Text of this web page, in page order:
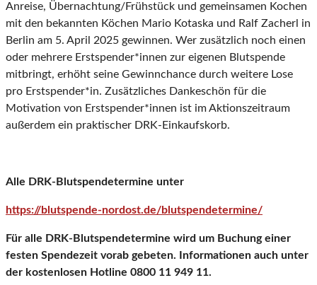
Anreise, Übernachtung/Frühstück und gemeinsamen Kochen
mit den bekannten Köchen Mario Kotaska und Ralf Zacherl in
Berlin am 5. April 2025 gewinnen. Wer zusätzlich noch einen
oder mehrere Erstspender*innen zur eigenen Blutspende
mitbringt, erhöht seine Gewinnchance durch weitere Lose
pro Erstspender*in. Zusätzliches Dankeschön für die
Motivation von Erstspender*innen ist im Aktionszeitraum
außerdem ein praktischer DRK-Einkaufskorb.
Alle DRK-Blutspendetermine unter
https://blutspende-nordost.de/blutspendetermine/
Für alle DRK-Blutspendetermine wird um Buchung einer
festen Spendezeit vorab gebeten. Informationen auch unter
der kostenlosen Hotline 0800 11 949 11.